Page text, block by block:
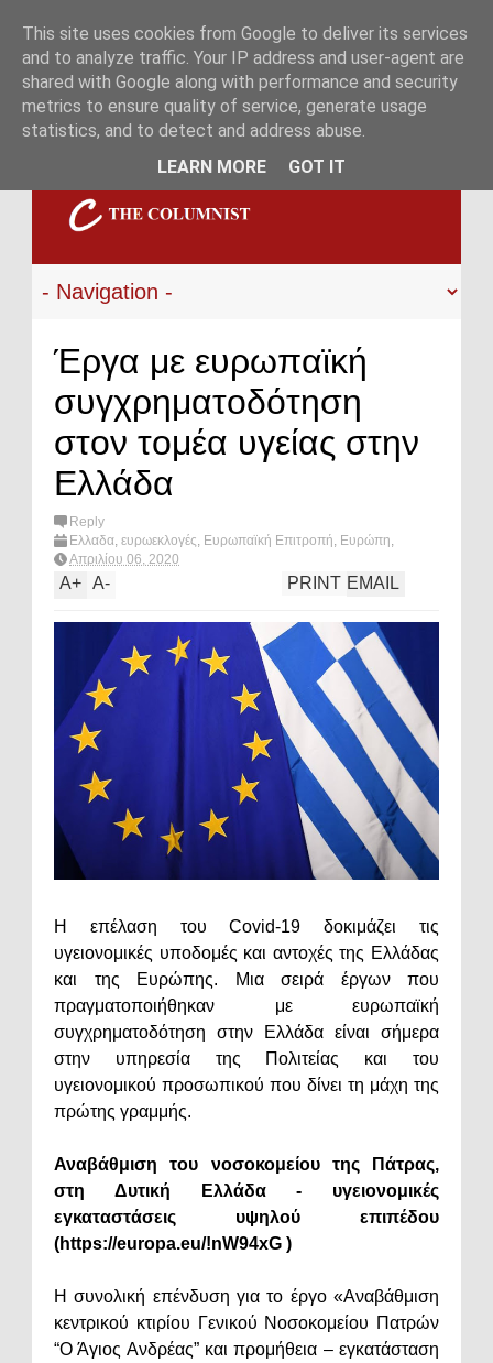
Έργα με ευρωπαϊκή
συγχρηματοδότηση
στον τομέα υγείας στην
Ελλάδα
Reply
Ελλαδα, ευρωεκλογές, Ευρωπαϊκή Επιτροπή, Ευρώπη,
πολιτική, What's hot?
Απριλίου 06, 2020
A+ A- EMAIL
PRINT
Η επέλαση του Covid-19 δοκιμάζει τις
υγειονομικές υποδομές και αντοχές της Ελλάδας
και της Ευρώπης. Μια σειρά έργων που
πραγματοποιήθηκαν με ευρωπαϊκή
συγχρηματοδότηση στην Ελλάδα είναι σήμερα
στην υπηρεσία της Πολιτείας και του
υγειονομικού προσωπικού που δίνει τη μάχη της
πρώτης γραμμής.
Αναβάθμιση του νοσοκομείου της Πάτρας,
στη Δυτική Ελλάδα - υγειονομικές
εγκαταστάσεις υψηλού επιπέδου
(https://europa.eu/!nW94xG )
Η συνολική επένδυση για το έργο «Αναβάθμιση
κεντρικού κτιρίου Γενικού Νοσοκομείου Πατρών
“Ο Άγιος Ανδρέας” και προμήθεια – εγκατάσταση
This site uses cookies from Google to deliver its services
and to analyze traffic. Your IP address and user-agent are
shared with Google along with performance and security
metrics to ensure quality of service, generate usage
statistics, and to detect and address abuse.
LEARN MORE
GOT IT